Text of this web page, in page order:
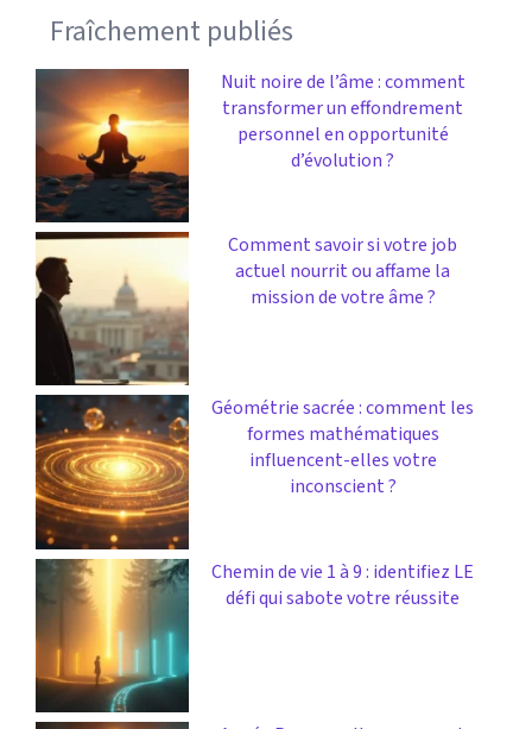
Fraîchement publiés
Nuit noire de l’âme : comment
transformer un effondrement
personnel en opportunité
d’évolution ?
Comment savoir si votre job
actuel nourrit ou affame la
mission de votre âme ?
Géométrie sacrée : comment les
formes mathématiques
influencent-elles votre
inconscient ?
Chemin de vie 1 à 9 : identifiez LE
défi qui sabote votre réussite